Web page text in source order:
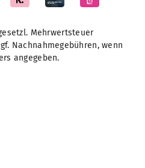
Mehrwertsteuer
Nachnahmegebühren, wenn
angegeben.